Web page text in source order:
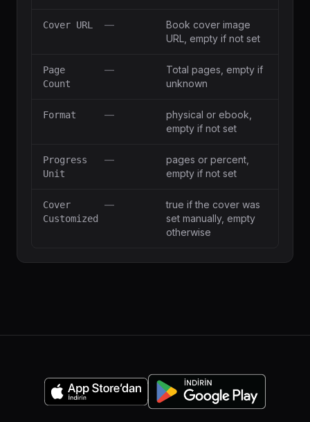
Cover URL —
Book cover image
URL, empty if not set
Page
Count
—
Total pages, empty if
unknown
Format —
physical or ebook,
empty if not set
Progress
Unit
—
pages or percent,
empty if not set
Cover
Customized
—
true if the cover was
set manually, empty
otherwise